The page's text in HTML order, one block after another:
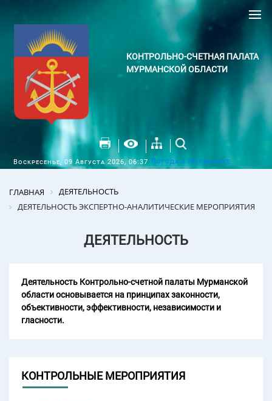
КОНТРОЛЬНО-СЧЕТНАЯ ПАЛАТА
МУРМАНСКОЙ ОБЛАСТИ
Воскресенье, 09 Августа 2026, 06:37 Погода в Мурманске
ГЛАВНАЯ
ДЕЯТЕЛЬНОСТЬ
ДЕЯТЕЛЬНОСТЬ ЭКСПЕРТНО-АНАЛИТИЧЕСКИЕ МЕРОПРИЯТИЯ
ДЕЯТЕЛЬНОСТЬ
Деятельность Контрольно-счетной палаты Мурманской
области основывается на принципах законности,
объективности, эффективности, независимости и
гласности.
КОНТРОЛЬНЫЕ МЕРОПРИЯТИЯ